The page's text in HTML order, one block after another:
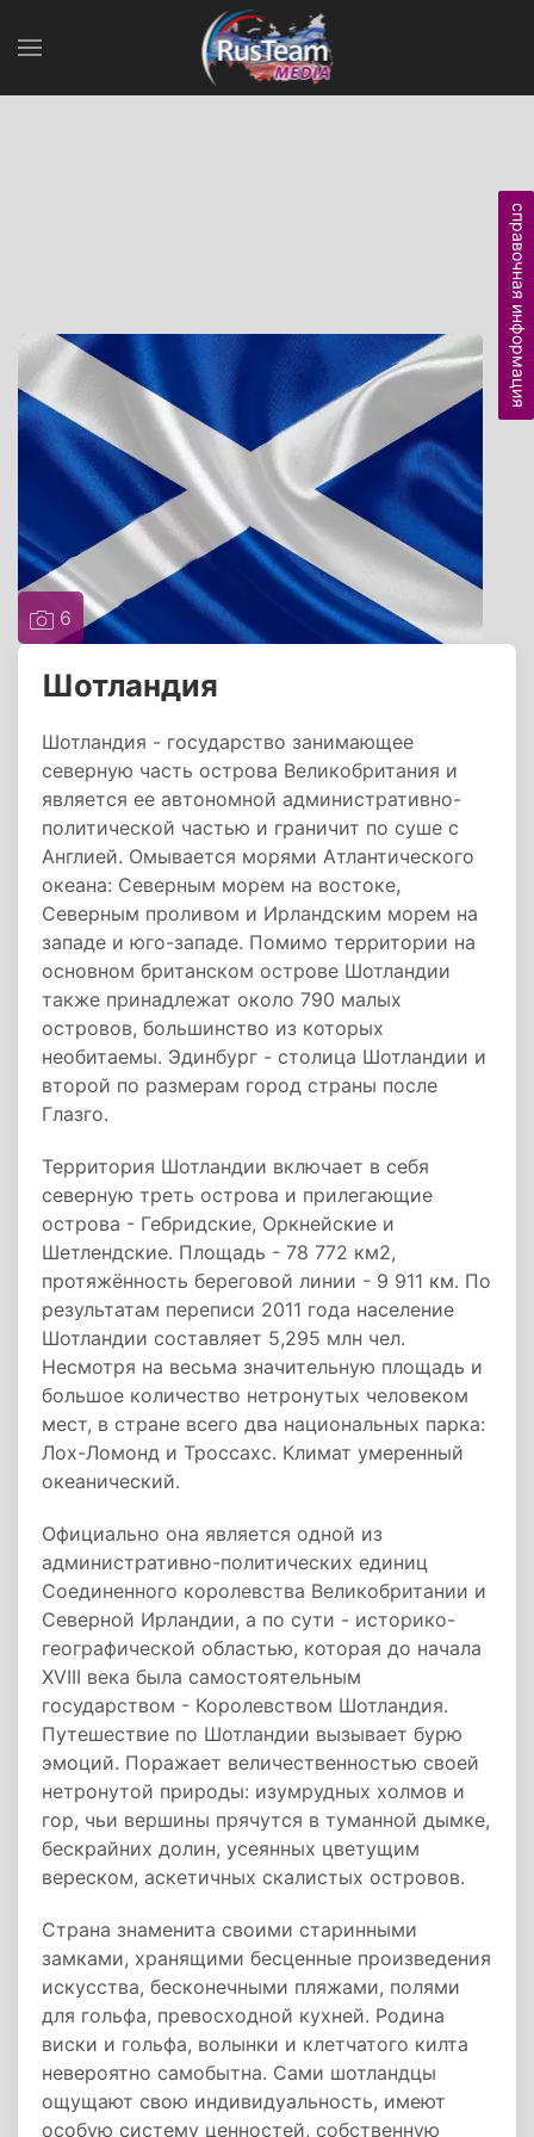
6
Шотландия
Шотландия - государство занимающее
северную часть острова Великобритания и
является ее автономной административно-
политической частью и граничит по суше с
Англией. Омывается морями Атлантического
океана: Северным морем на востоке,
Северным проливом и Ирландским морем на
западе и юго-западе. Помимо территории на
основном британском острове Шотландии
также принадлежат около 790 малых
островов, большинство из которых
необитаемы. Эдинбург - столица Шотландии и
второй по размерам город страны после
Глазго.
Территория Шотландии включает в себя
северную треть острова и прилегающие
острова - Гебридские, Оркнейские и
Шетлендские. Площадь - 78 772 км2,
протяжённость береговой линии - 9 911 км. По
результатам переписи 2011 года население
Шотландии составляет 5,295 млн чел.
Несмотря на весьма значительную площадь и
большое количество нетронутых человеком
мест, в стране всего два национальных парка:
Лох-Ломонд и Троссахс. Климат умеренный
океанический.
Официально она является одной из
административно-политических единиц
Соединенного королевства Великобритании и
Северной Ирландии, а по сути - историко-
географической областью, которая до начала
XVIII века была самостоятельным
государством - Королевством Шотландия.
Путешествие по Шотландии вызывает бурю
эмоций. Поражает величественностью своей
нетронутой природы: изумрудных холмов и
гор, чьи вершины прячутся в туманной дымке,
бескрайних долин, усеянных цветущим
вереском, аскетичных скалистых островов.
Страна знаменита своими старинными
замками, хранящими бесценные произведения
искусства, бесконечными пляжами, полями
для гольфа, превосходной кухней. Родина
виски и гольфа, волынки и клетчатого килта
невероятно самобытна. Сами шотландцы
ощущают свою индивидуальность, имеют
особую систему ценностей, собственную
справочная информация